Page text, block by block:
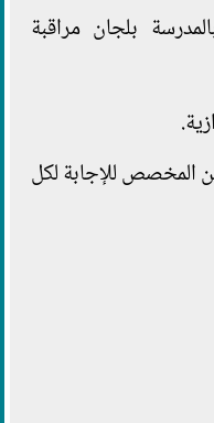
بلجان مراقبة
المخصص للإجابة لكل